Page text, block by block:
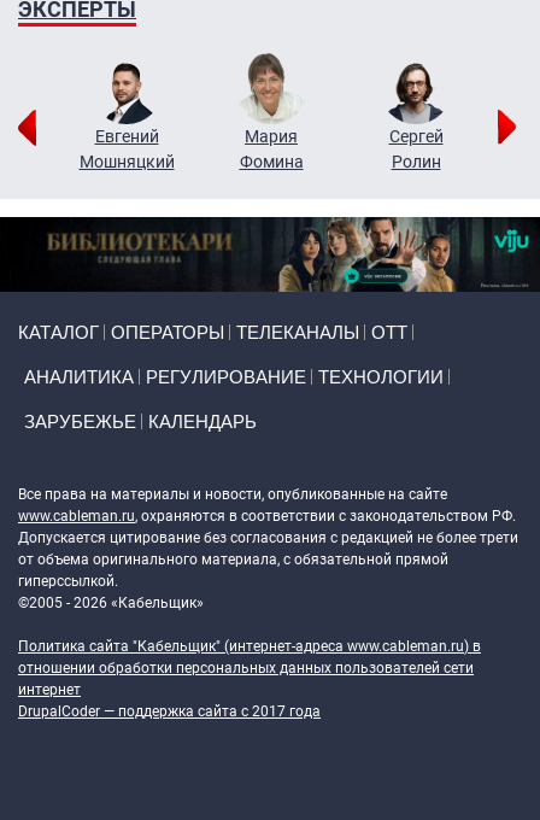
ЭКСПЕРТЫ
Евгений
Мошняцкий
Мария
Фомина
Сергей
Ролин
КАТАЛОГ ОПЕРАТОРЫ ТЕЛЕКАНАЛЫ ОТТ
АНАЛИТИКА РЕГУЛИРОВАНИЕ ТЕХНОЛОГИИ
ЗАРУБЕЖЬЕ КАЛЕНДАРЬ
Все права на материалы и новости, опубликованные на сайте
www.cableman.ru, охраняются в соответствии с законодательством РФ.
Допускается цитирование без согласования с редакцией не более трети
от объема оригинального материала, с обязательной прямой
гиперссылкой.
©2005 - 2026 «Кабельщик»
Политика сайта "Кабельщик" (интернет-адреса www.cableman.ru) в
отношении обработки персональных данных пользователей сети
интернет
DrupalCoder — поддержка сайта c 2017 года